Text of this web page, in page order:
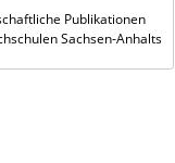
Publikationen
Sachsen-Anhalts